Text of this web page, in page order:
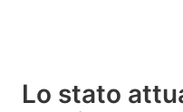
Lo stato